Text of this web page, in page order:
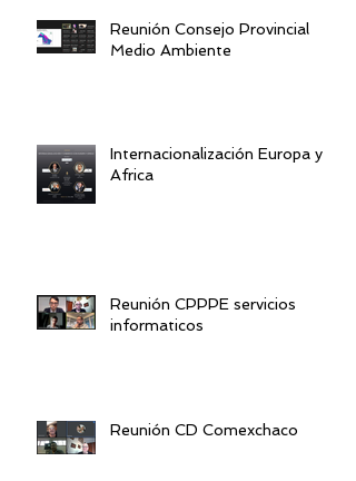
Reunión Consejo Provincial
Medio Ambiente
Internacionalización Europa y
Africa
Reunión CPPPE servicios
informaticos
Reunión CD Comexchaco